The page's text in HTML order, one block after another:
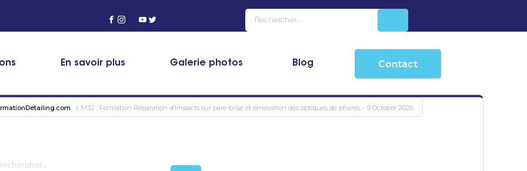
En savoir plus Galerie photos Blog Contact
M32 : Formation Réparation d’impacts sur pare-brise et rénovation des optiques de phares – 9 Octobre 2026